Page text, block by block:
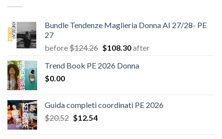
Bundle Tendenze Maglieria Donna AI 27/28- PE
27
before$124.26 Il
originale
$108.30Il
attuale
after
Trend Book PE 2026 Donna
$0.00
Guida completi coordinati PE 2026
$20.52 Il
$12.54Il